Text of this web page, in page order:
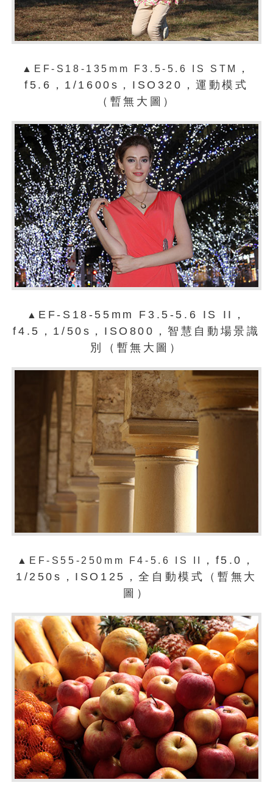
▲ EF-S18-135mm F3.5-5.6 IS STM
，
f5.6，1/1600s，ISO320，運動模式
（暫無大圖）
▲ EF-S18-55mm F3.5-5.6 IS II，
f4.5，1/50s，ISO800，智慧自動場景識
別（暫無大圖）
▲ EF-S55-250mm F4-5.6 IS II
，f5.0，
1/250s，ISO125，全自動模式（暫無大
圖）